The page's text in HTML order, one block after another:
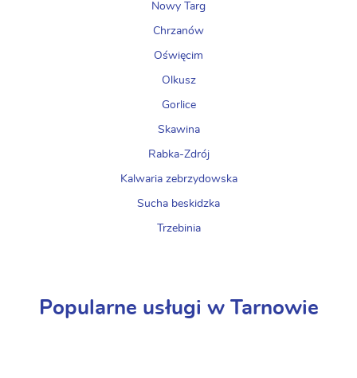
Nowy Targ
Chrzanów
Oświęcim
Olkusz
Gorlice
Skawina
Rabka-Zdrój
Kalwaria zebrzydowska
Sucha beskidzka
Trzebinia
Popularne usługi w Tarnowie